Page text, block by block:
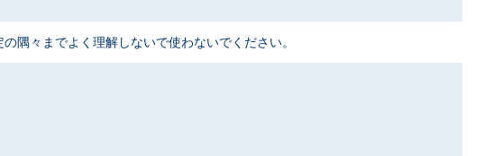
隅々までよく理解しないで使わないでください。